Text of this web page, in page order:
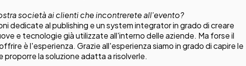
società ai clienti che incontrerete all'evento?
dedicate al publishing e un system integrator in grado di creare
e tecnologie già utilizzate all'interno delle aziende. Ma forse il
è l'esperienza. Grazie all'esperienza siamo in grado di capire le
la soluzione adatta a risolverle.